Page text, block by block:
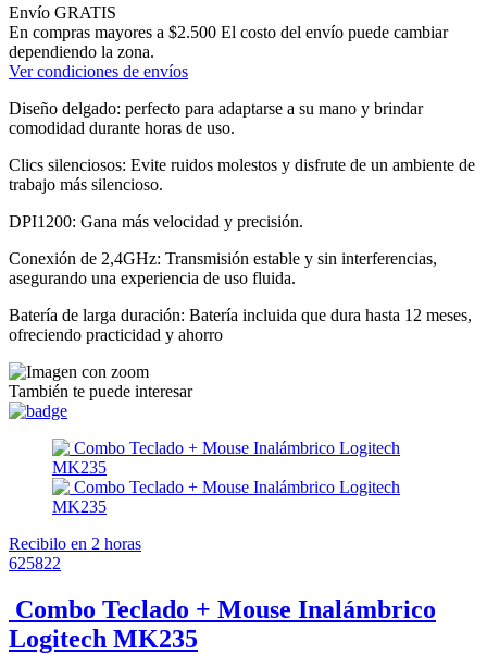
Envío GRATIS
En compras mayores a $2.500 El costo del envío puede cambiar
dependiendo la zona.
Ver condiciones de envíos
Diseño delgado: perfecto para adaptarse a su mano y brindar
comodidad durante horas de uso.
Clics silenciosos: Evite ruidos molestos y disfrute de un ambiente de
trabajo más silencioso.
DPI1200: Gana más velocidad y precisión.
Conexión de 2,4GHz: Transmisión estable y sin interferencias,
asegurando una experiencia de uso fluida.
Batería de larga duración: Batería incluida que dura hasta 12 meses,
ofreciendo practicidad y ahorro
También te puede interesar
Recibilo en 2 horas
625822
Combo Teclado + Mouse Inalámbrico
Logitech MK235